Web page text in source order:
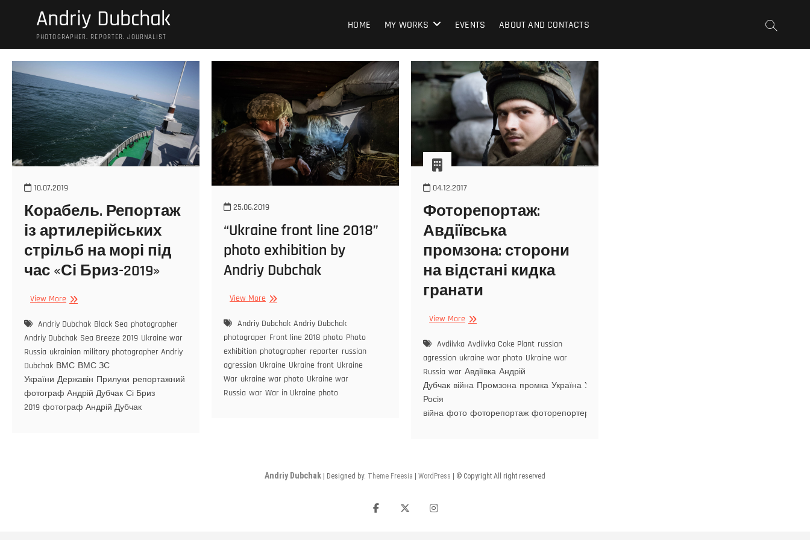
p
Andriy Dubchak
PHOTOGRAPHER. REPORTER. JOURNALIST
HOME MY WORKS EVENTS ABOUT AND CONTACTS
10.07.2019
Корабель. Репортаж
із артилерійських
стрільб на морі під
час «Сі Бриз-2019»
View More
Andriy Dubchak Black Sea photographer
Andriy Dubchak Sea Breeze 2019 Ukraine war
Russia ukrainian military photographer Andriy
Dubchak ВМС ВМС ЗС
України Державін Прилуки репортажний
фотограф Андрій Дубчак Сі Бриз
2019 фотограф Андрій Дубчак
25.06.2019
“Ukraine front line 2018”
photo exhibition by
Andriy Dubchak
View More
Andriy Dubchak Andriy Dubchak
photograper Front line 2018 photo Photo
exhibition photographer reporter russian
agression Ukraine Ukraine front Ukraine
War ukraine war photo Ukraine war
Russia war War in Ukraine photo
04.12.2017
Фоторепортаж:
Авдіївська
промзона: сторони
на відстані кидка
гранати
View More
Avdiivka Avdiivka Coke Plant russian
agression ukraine war photo Ukraine war
Russia war Авдіївка Андрій
Дубчак війна Промзона промка Україна Україна
Росія
війна фото фоторепортаж фоторепортер
Andriy Dubchak | Designed by: Theme Freesia WordPress | © Copyright All right reserved